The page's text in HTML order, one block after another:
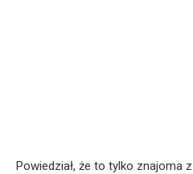
Powiedział, że to tylko znajoma